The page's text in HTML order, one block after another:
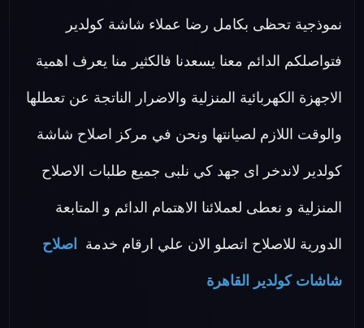
نموذجية تحظى بكامل رضا عملاء شاشة كولدير
فتواصلكم الدائم معنا يسعدنا فالكثير منا يعرف اهمية
الاجهزة الكهربائية المنزلية والاضرار الناتجة عن تعطلها
والوقت اللازم لصيانتها ونحن في مركز اصلاح شاشة
كولدير لاندخر اى جهد كي نلبى جميع طلبات الاصلاح
المنزلية و نعطى لعملائنا الاهتمام الدائم و المتابعة
الدورية للاصلاح اتصلو الان علي ارقام خدمة اصلاح
شاشات كولدير القاهرة